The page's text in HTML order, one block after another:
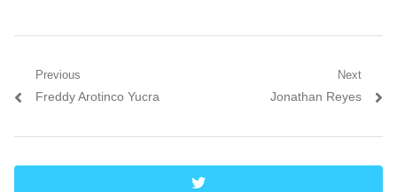
Navegación
de
entradas
Previous
Previous
Freddy Arotinco Yucra
Next
Next
Jonathan Reyes
twitter